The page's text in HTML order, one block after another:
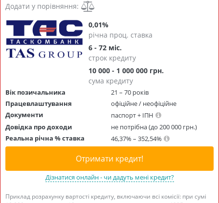
Додати у порівняння:
0,01%
річна проц. ставка
6 - 72 міс.
строк кредиту
10 000 - 1 000 000 грн.
сума кредиту
Вік позичальника
21 – 70 років
Працевлаштування
офіційне / неофіційне
Документи
паспорт + ІПН
Довідка про доходи
не потрібна (до 200 000 грн.)
Реальна річна % ставка
46,37% – 352,54%
Отримати кредит!
Дізнатися онлайн - чи дадуть мені кредит?
Приклад розрахунку вартості кредиту, включаючи всі комісії: при сумі